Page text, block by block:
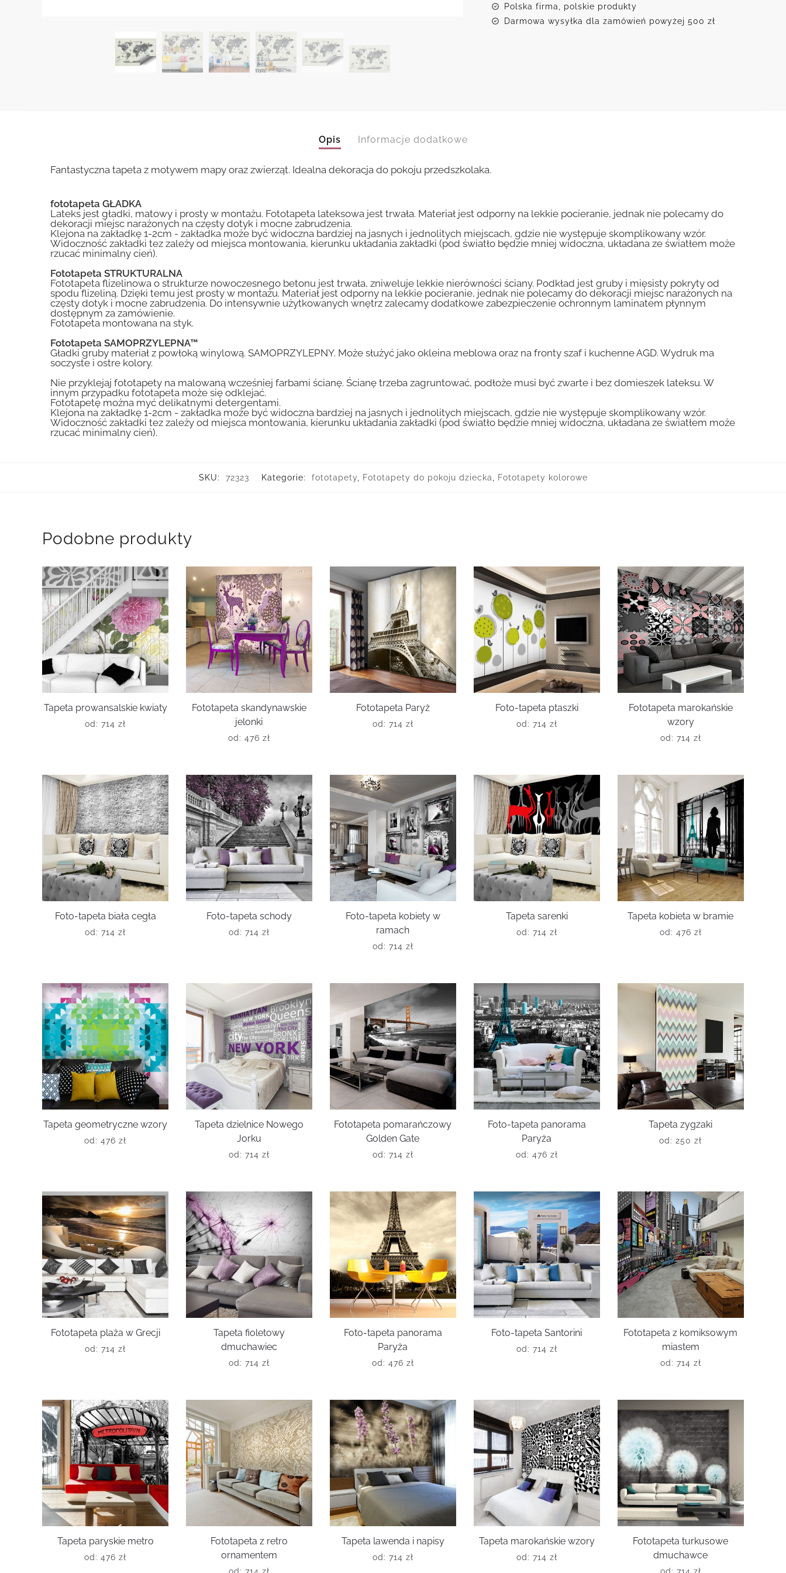
Polska firma, polskie produkty
Darmowa wysyłka dla zamówień powyżej 500 zł
Opis Informacje dodatkowe
Fantastyczna tapeta z motywem mapy oraz zwierząt. Idealna dekoracja do pokoju przedszkolaka.
fototapeta GŁADKA
Lateks jest gładki, matowy i prosty w montażu. Fototapeta lateksowa jest trwała. Materiał jest odporny na lekkie pocieranie, jednak nie polecamy do
dekoracji miejsc narażonych na częsty dotyk i mocne zabrudzenia.
Klejona na zakładkę 1-2cm - zakładka może być widoczna bardziej na jasnych i jednolitych miejscach, gdzie nie występuje skomplikowany wzór.
Widoczność zakładki tez zależy od miejsca montowania, kierunku układania zakładki (pod światło będzie mniej widoczna, układana ze światłem może
rzucać minimalny cień).
Fototapeta STRUKTURALNA
Fototapeta flizelinowa o strukturze nowoczesnego betonu jest trwała, zniweluje lekkie nierówności ściany. Podkład jest gruby i mięsisty pokryty od
spodu flizeliną. Dzięki temu jest prosty w montażu. Materiał jest odporny na lekkie pocieranie, jednak nie polecamy do dekoracji miejsc narażonych na
częsty dotyk i mocne zabrudzenia. Do intensywnie użytkowanych wnętrz zalecamy dodatkowe zabezpieczenie ochronnym laminatem płynnym
dostępnym za zamówienie.
Fototapeta montowana na styk.
Fototapeta SAMOPRZYLEPNA™
Gładki gruby materiał z powłoką winylową. SAMOPRZYLEPNY. Może służyć jako okleina meblowa oraz na fronty szaf i kuchenne AGD. Wydruk ma
soczyste i ostre kolory.
Nie przyklejaj fototapety na malowaną wcześniej farbami ścianę. Ścianę trzeba zagruntować, podłoże musi być zwarte i bez domieszek lateksu. W
innym przypadku fototapeta może się odklejać.
Fototapetę można myć delikatnymi detergentami.
Klejona na zakładkę 1-2cm - zakładka może być widoczna bardziej na jasnych i jednolitych miejscach, gdzie nie występuje skomplikowany wzór.
Widoczność zakładki tez zależy od miejsca montowania, kierunku układania zakładki (pod światło będzie mniej widoczna, układana ze światłem może
rzucać minimalny cień).
SKU: 72323 Kategorie: fototapety, Fototapety do pokoju dziecka, Fototapety kolorowe
Podobne produkty
Tapeta prowansalskie kwiaty
od: 714 zł
Fototapeta skandynawskie
jelonki
od: 476 zł
Fototapeta Paryż
od: 714 zł
Foto-tapeta ptaszki
od: 714 zł
Fototapeta marokańskie
wzory
od: 714 zł
Foto-tapeta biała cegła
od: 714 zł
Foto-tapeta schody
od: 714 zł
Foto-tapeta kobiety w
ramach
od: 714 zł
Tapeta sarenki
od: 714 zł
Tapeta kobieta w bramie
od: 476 zł
Tapeta geometryczne wzory
od: 476 zł
Tapeta dzielnice Nowego
Jorku
od: 714 zł
Fototapeta pomarańczowy
Golden Gate
od: 714 zł
Foto-tapeta panorama
Paryża
od: 476 zł
Tapeta zygzaki
od: 250zł
Fototapeta plaża w Grecji
od: 714 zł
Tapeta fioletowy
dmuchawiec
od: 714 zł
Foto-tapeta panorama
Paryża
od: 476 zł
Foto-tapeta Santorini
od: 714 zł
Fototapeta z komiksowym
miastem
od: 714 zł
Tapeta paryskie metro
od: 476 zł
Fototapeta z retro
ornamentem
Tapeta lawenda i napisy
od: 714 zł
Tapeta marokańskie wzory
od: 714 zł
Fototapeta turkusowe
dmuchawce